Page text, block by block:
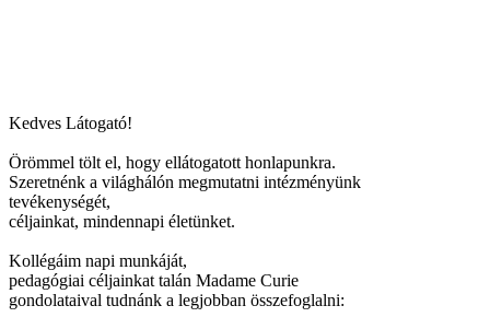
Kedves Látogató!
Örömmel tölt el, hogy ellátogatott honlapunkra.
Szeretnénk a világhálón megmutatni intézményünk
tevékenységét,
céljainkat, mindennapi életünket.
Kollégáim napi munkáját,
pedagógiai céljainkat talán Madame Curie
gondolataival tudnánk a legjobban összefoglalni: